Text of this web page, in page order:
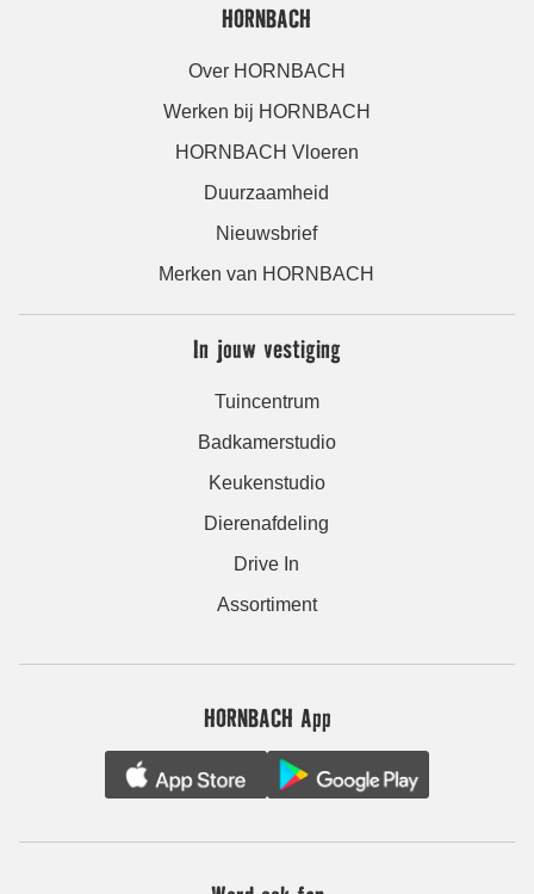
HORNBACH
Over HORNBACH
Werken bij HORNBACH
HORNBACH Vloeren
Duurzaamheid
Nieuwsbrief
Merken van HORNBACH
In jouw vestiging
Tuincentrum
Badkamerstudio
Keukenstudio
Dierenafdeling
Drive In
Assortiment
HORNBACH App